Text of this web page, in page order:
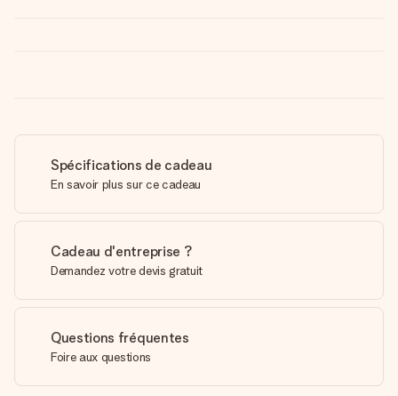
Spécifications de cadeau
En savoir plus sur ce cadeau
Cadeau d'entreprise ?
Demandez votre devis gratuit
Questions fréquentes
Foire aux questions